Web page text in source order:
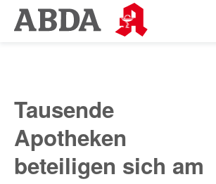
Springe
direkt
zur
Meta-
Navigation
Tausende
Apotheken
beteiligen sich am